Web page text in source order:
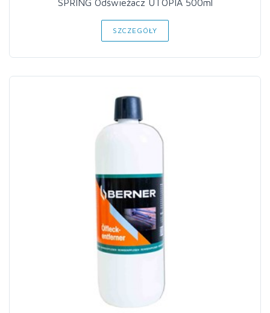
SPRING Odświeżacz UTOPIA 500ml
SZCZEGÓŁY